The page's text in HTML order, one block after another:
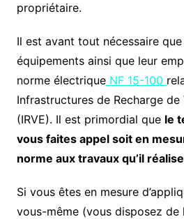
propriétaire.
Il est avant tout nécessaire que
équipements ainsi que leur
norme électriqueNF 15-100
Infrastructures de Recharge
(IRVE). Il est primordial que le
vous faites appel soit en
norme aux travaux qu’il
Si vous êtes en mesure
vous-même (vous disposez de